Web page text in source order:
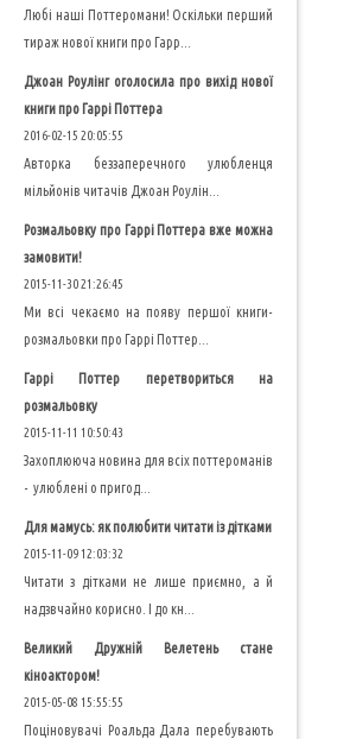
Любі наші Поттеромани! Оскільки перший
тираж нової книги про Гарр...
Джоан Роулінг оголосила про вихід нової
книги про Гаррі Поттера
2016-02-15 20:05:55
Авторка беззаперечного улюбленця
мільйонів читачів Джоан Роулін...
Розмальовку про Гаррі Поттера вже можна
замовити!
2015-11-30 21:26:45
Ми всі чекаємо на появу першої книги-
розмальовки про Гаррі Поттер...
Гаррі Поттер перетвориться на
розмальовку
2015-11-11 10:50:43
Захоплююча новина для всіх поттероманів
- улюблені о пригод...
Для мамусь: як полюбити читати із дітками
2015-11-09 12:03:32
Читати з дітками не лише приємно, а й
надзвчайно корисно. І до кн...
Великий Дружній Велетень стане
кіноактором!
2015-05-08 15:55:55
Поціновувачі Роальда Дала перебувають